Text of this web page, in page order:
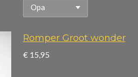
Romper Groot wonder
€ 15,95